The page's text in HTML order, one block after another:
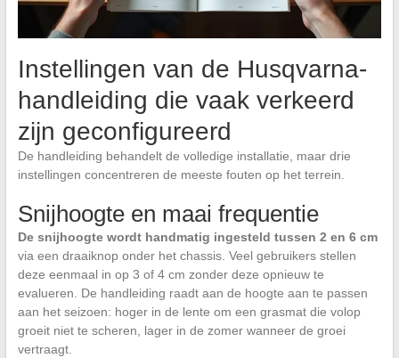
Instellingen van de Husqvarna-
handleiding die vaak verkeerd
zijn geconfigureerd
De handleiding behandelt de volledige installatie, maar drie
instellingen concentreren de meeste fouten op het terrein.
Snijhoogte en maai frequentie
De snijhoogte wordt handmatig ingesteld tussen 2 en 6 cm
via een draaiknop onder het chassis. Veel gebruikers stellen
deze eenmaal in op 3 of 4 cm zonder deze opnieuw te
evalueren. De handleiding raadt aan de hoogte aan te passen
aan het seizoen: hoger in de lente om een grasmat die volop
groeit niet te scheren, lager in de zomer wanneer de groei
vertraagt.